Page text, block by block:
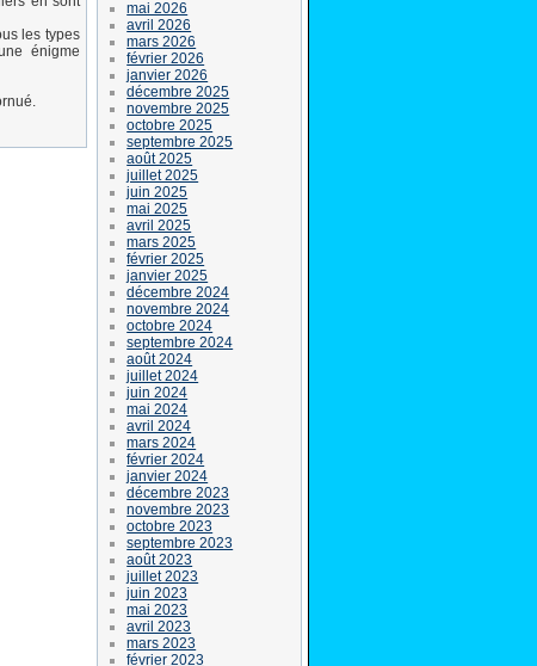
les types
énigme
mai 2026
avril 2026
mars 2026
février 2026
janvier 2026
décembre 2025
novembre 2025
octobre 2025
septembre 2025
août 2025
juillet 2025
juin 2025
mai 2025
avril 2025
mars 2025
février 2025
janvier 2025
décembre 2024
novembre 2024
octobre 2024
septembre 2024
août 2024
juillet 2024
juin 2024
mai 2024
avril 2024
mars 2024
février 2024
janvier 2024
décembre 2023
novembre 2023
octobre 2023
septembre 2023
août 2023
juillet 2023
juin 2023
mai 2023
avril 2023
mars 2023
février 2023